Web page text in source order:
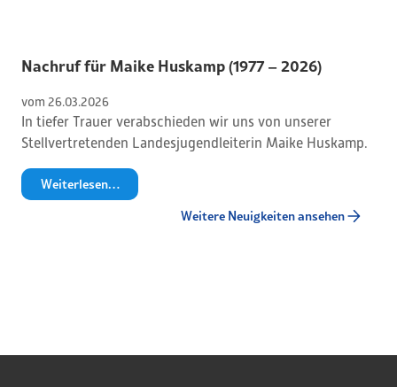
Nachruf für Maike Huskamp (1977 – 2026)
vom 26.03.2026
In tiefer Trauer verabschieden wir uns von unserer
Stellvertretenden Landesjugendleiterin Maike Huskamp.
Weiterlesen…
Weitere Neuigkeiten ansehen